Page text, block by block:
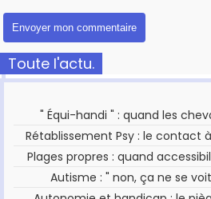
Toute l'actu.
" Équi-handi " : quand les
Rétablissement Psy : le contact
Plages propres : quand
Autisme : " non, ça ne se